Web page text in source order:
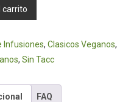
carrito
Infusiones,Clasicos Veganos,
,Sin Tacc
FAQ